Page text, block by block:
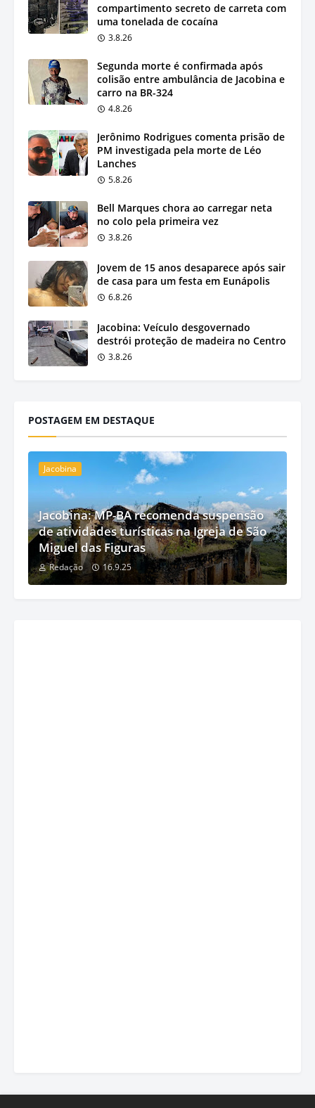
compartimento secreto de carreta com
uma tonelada de cocaína
3.8.26
Segunda morte é confirmada após
colisão entre ambulância de Jacobina e
carro na BR-324
4.8.26
Jerônimo Rodrigues comenta prisão de
PM investigada pela morte de Léo
Lanches
5.8.26
Bell Marques chora ao carregar neta
no colo pela primeira vez
3.8.26
Jovem de 15 anos desaparece após sair
de casa para um festa em Eunápolis
6.8.26
Jacobina: Veículo desgovernado
destrói proteção de madeira no Centro
3.8.26
POSTAGEM EM DESTAQUE
Jacobina
Jacobina: MP-BA recomenda suspensão
de atividades turísticas na Igreja de São
Miguel das Figuras
Redação 16.9.25